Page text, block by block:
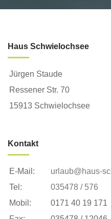
Haus Schwielochsee
Jürgen Staude
Ressener Str. 70
15913 Schwielochsee
Kontakt
E-Mail:
urlaub@haus-
Tel:
035478 / 576
Mobil:
0171 40 19 171